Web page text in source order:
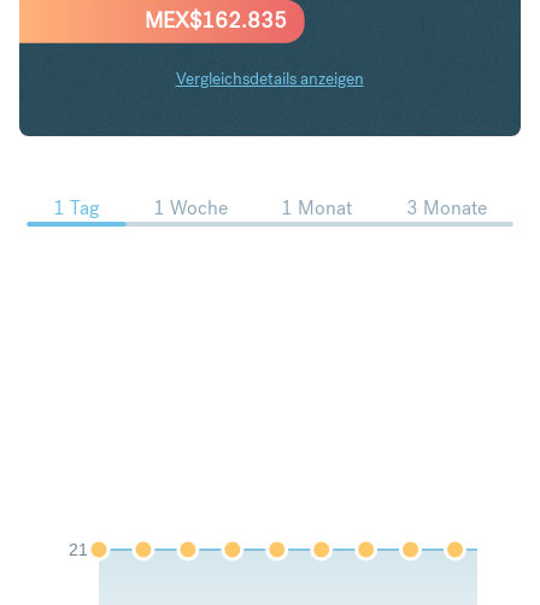
MEX$162.835
Vergleichsdetails anzeigen
CHF in MXN Trends
1 Tag 1 Woche 1 Monat 3 Monate
21